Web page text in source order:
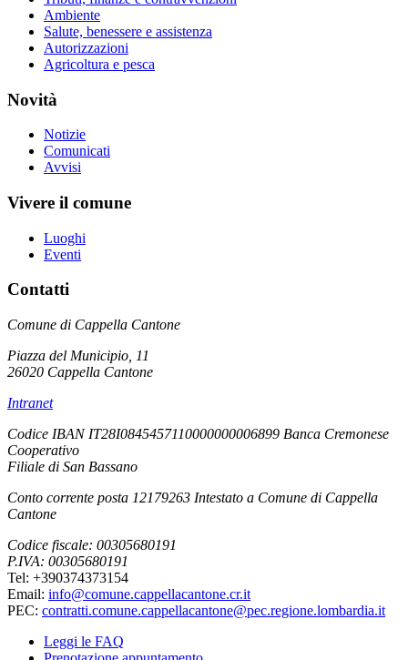
Ambiente
Salute, benessere e assistenza
Autorizzazioni
Agricoltura e pesca
Novità
Notizie
Comunicati
Avvisi
Vivere il comune
Luoghi
Eventi
Contatti
Comune di Cappella Cantone
Piazza del Municipio, 11
26020 Cappella Cantone
Intranet
Codice IBAN IT28I0845457110000000006899 Banca Cremonese
Cooperativo
Filiale di San Bassano
Conto corrente posta 12179263 Intestato a Comune di Cappella
Cantone
Codice fiscale: 00305680191
P.IVA: 00305680191
Tel: +390374373154
Email: info@comune.cappellacantone.cr.it
PEC: contratti.comune.cappellacantone@pec.regione.lombardia.it
Leggi le FAQ